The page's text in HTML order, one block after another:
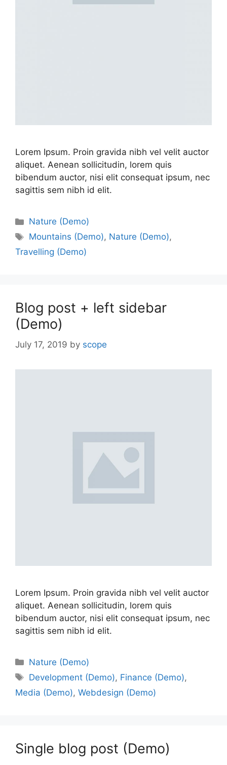
Lorem Ipsum. Proin gravida nibh vel velit auctor
aliquet. Aenean sollicitudin, lorem quis
bibendum auctor, nisi elit consequat ipsum, nec
sagittis sem nibh id elit.
Nature (Demo)
Mountains (Demo), Nature (Demo),
Travelling (Demo)
Blog post + left sidebar
(Demo)
July 17, 2019 by scope
Lorem Ipsum. Proin gravida nibh vel velit auctor
aliquet. Aenean sollicitudin, lorem quis
bibendum auctor, nisi elit consequat ipsum, nec
sagittis sem nibh id elit.
Nature (Demo)
Development (Demo), Finance (Demo),
Media (Demo), Webdesign (Demo)
Single blog post (Demo)